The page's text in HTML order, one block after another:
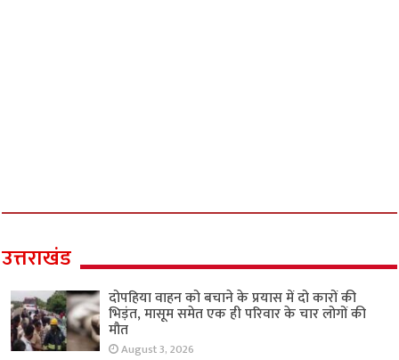
उत्तराखंड
दोपहिया वाहन को बचाने के प्रयास में दो कारों की
भिड़ंत, मासूम समेत एक ही परिवार के चार लोगों की
मौत
August 3, 2026